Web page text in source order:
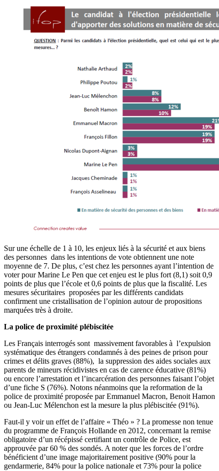
Sur une échelle de 1 à 10, les enjeux liés à la sécurité et aux biens
des personnes dans les intentions de vote obtiennent une note
moyenne de 7. De plus, c’est chez les personnes ayant l’intention de
voter pour Marine Le Pen que cet enjeu est le plus fort (8,1) soit 0,9
points de plus que l’école et 0,6 points de plus que la fiscalité. Les
mesures sécuritaires proposées par les différents candidats
confirment une cristallisation de l’opinion autour de propositions
marquées très à droite.
La police de proximité plébiscitée
Les Français interrogés sont massivement favorables à l’expulsion
systématique des étrangers condamnés à des peines de prison pour
crimes et délits graves (88%), la suppression des aides sociales aux
parents de mineurs récidivistes en cas de carence éducative (81%)
ou encore l’arrestation et l’incarcération des personnes faisant l’objet
d’une fiche S (76%). Notons néanmoins que la reformation de la
police de proximité proposée par Emmanuel Macron, Benoit Hamon
ou Jean-Luc Mélenchon est la mesure la plus plébiscitée (91%).
Faut-il y voir un effet de l’affaire « Théo » ? La promesse non tenue
du programme de François Hollande en 2012, concernant la remise
obligatoire d’un récépissé certifiant un contrôle de Police, est
approuvée par 60 % des sondés. A noter que les forces de l’ordre
bénéficient d’une image majoritairement positive (90% pour la
gendarmerie, 84% pour la police nationale et 73% pour la police